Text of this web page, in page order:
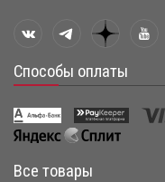
Способы оплаты
Все товары